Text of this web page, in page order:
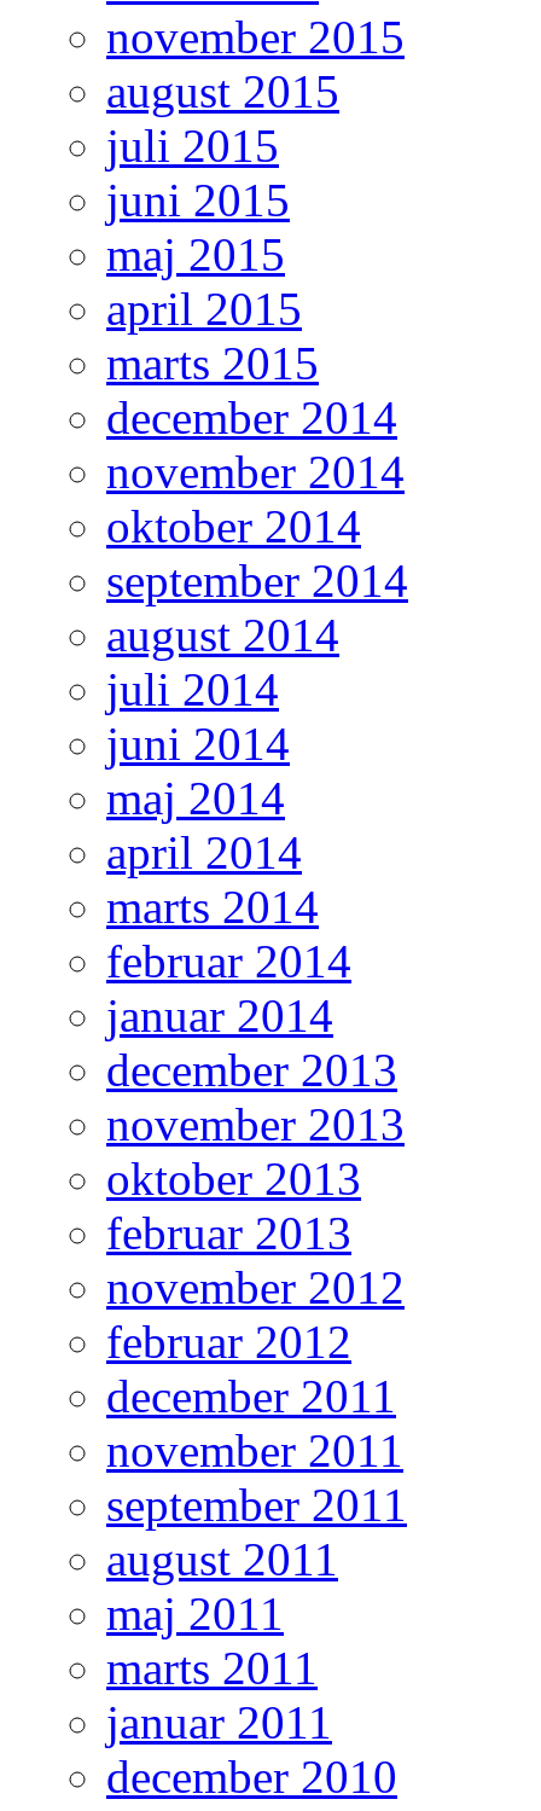
november 2015
august 2015
juli 2015
juni 2015
maj 2015
april 2015
marts 2015
december 2014
november 2014
oktober 2014
september 2014
august 2014
juli 2014
juni 2014
maj 2014
april 2014
marts 2014
februar 2014
januar 2014
december 2013
november 2013
oktober 2013
februar 2013
november 2012
februar 2012
december 2011
november 2011
september 2011
august 2011
maj 2011
marts 2011
januar 2011
december 2010